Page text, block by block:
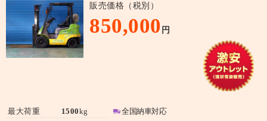
販売価格（税別）
850,000 円
最大荷重
1500kg
全国納車対応